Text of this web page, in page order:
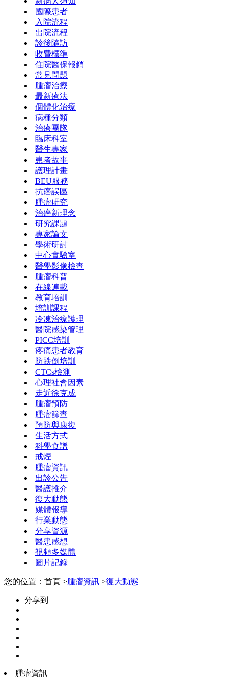
國際患者
入院流程
出院流程
診後隨訪
收費標準
住院醫保報銷
常見問題
腫瘤治療
最新療法
個體化治療
病種分類
治療團隊
臨床科室
醫生專家
患者故事
護理計畫
BEU服務
抗癌誤區
腫瘤研究
治癌新理念
研究課題
專家論文
學術研討
中心實驗室
醫學影像檢查
腫瘤科普
在線連載
教育培訓
培訓課程
冷凍治療護理
醫院感染管理
PICC培訓
疼痛患者教育
防跌倒培訓
CTCs檢測
心理社會因素
走近徐克成
腫瘤預防
腫瘤篩查
預防與康復
生活方式
科學食譜
戒煙
腫瘤資訊
出診公告
醫護推介
復大動態
媒體報導
行業動態
分享資源
醫患感想
視頻多媒體
圖片記錄
您的位置：首頁 >腫瘤資訊 >復大動態
分享到
腫瘤資訊